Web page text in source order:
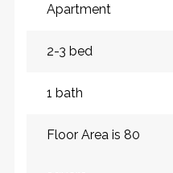
Apartment
2-3 bed
1 bath
Floor Area is 80